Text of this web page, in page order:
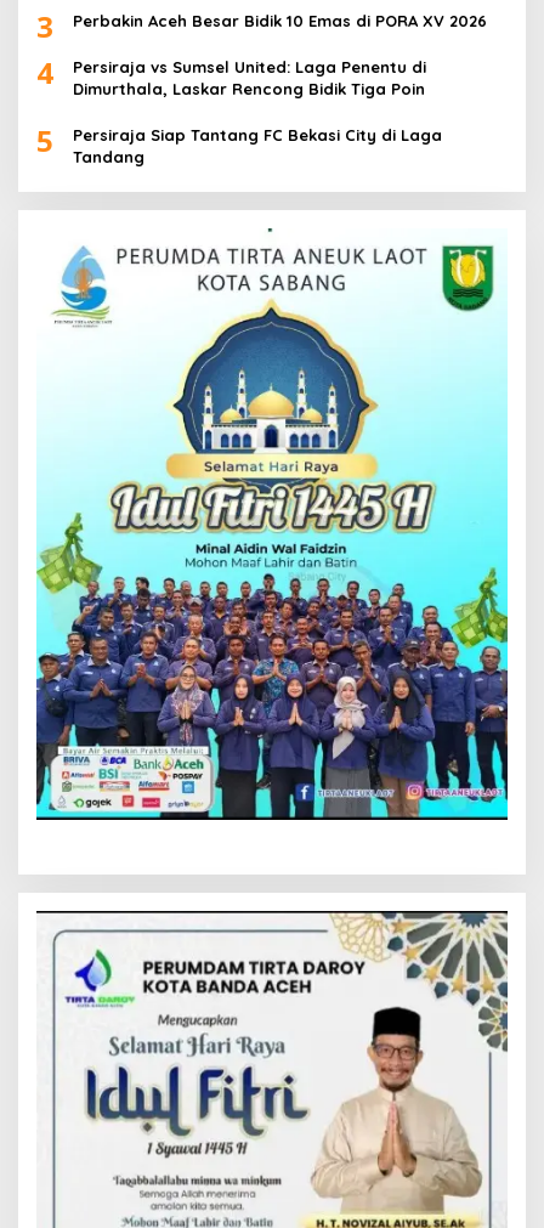
3 Perbakin Aceh Besar Bidik 10 Emas di PORA XV 2026
4
Persiraja vs Sumsel United: Laga Penentu di
Dimurthala, Laskar Rencong Bidik Tiga Poin
5
Persiraja Siap Tantang FC Bekasi City di Laga
Tandang